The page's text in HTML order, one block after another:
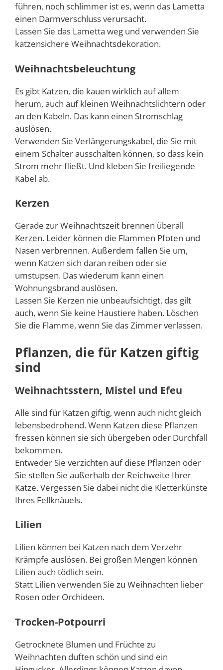
führen, noch schlimmer ist es, wenn das Lametta
einen Darmverschluss verursacht.
Lassen Sie das Lametta weg und verwenden Sie
katzensichere Weihnachtsdekoration.
Weihnachtsbeleuchtung
Es gibt Katzen, die kauen wirklich auf allem
herum, auch auf kleinen Weihnachtslichtern oder
an den Kabeln. Das kann einen Stromschlag
auslösen.
Verwenden Sie Verlängerungskabel, die Sie mit
einem Schalter ausschalten können, so dass kein
Strom mehr fließt. Und kleben Sie freiliegende
Kabel ab.
Kerzen
Gerade zur Weihnachtszeit brennen überall
Kerzen. Leider können die Flammen Pfoten und
Nasen verbrennen. Außerdem fallen Sie um,
wenn Katzen sich daran reiben oder sie
umstupsen. Das wiederum kann einen
Wohnungsbrand auslösen.
Lassen Sie Kerzen nie unbeaufsichtigt, das gilt
auch, wenn Sie keine Haustiere haben. Löschen
Sie die Flamme, wenn Sie das Zimmer verlassen.
Pflanzen, die für Katzen giftig
sind
Weihnachtsstern, Mistel und Efeu
Alle sind für Katzen giftig, wenn auch nicht gleich
lebensbedrohend. Wenn Katzen diese Pflanzen
fressen können sie sich übergeben oder Durchfall
bekommen.
Entweder Sie verzichten auf diese Pflanzen oder
Sie stellen Sie außerhalb der Reichweite Ihrer
Katze. Vergessen Sie dabei nicht die Kletterkünste
Ihres Fellknäuels.
Lilien
Lilien können bei Katzen nach dem Verzehr
Krämpfe auslösen. Bei großen Mengen können
Lilien auch tödlich sein.
Statt Lilien verwenden Sie zu Weihnachten lieber
Rosen oder Orchideen.
Trocken-Potpourri
Getrocknete Blumen und Früchte zu
Weihnachten duften schön und sind ein